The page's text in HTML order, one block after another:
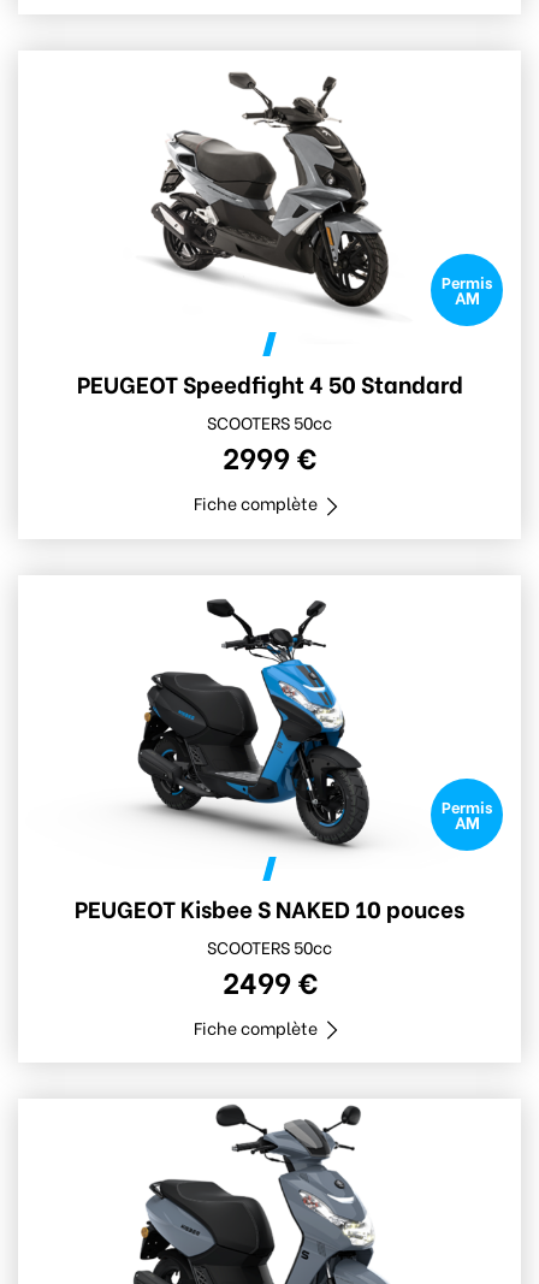
Permis
AM
PEUGEOT Speedfight 4 50 Standard
SCOOTERS 50cc
2999 €
Fiche complète
Permis
AM
PEUGEOT Kisbee S NAKED 10 pouces
SCOOTERS 50cc
2499 €
Fiche complète